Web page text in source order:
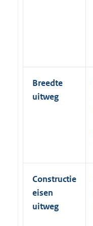
Breedte
uitweg
Constructie
eisen
uitweg